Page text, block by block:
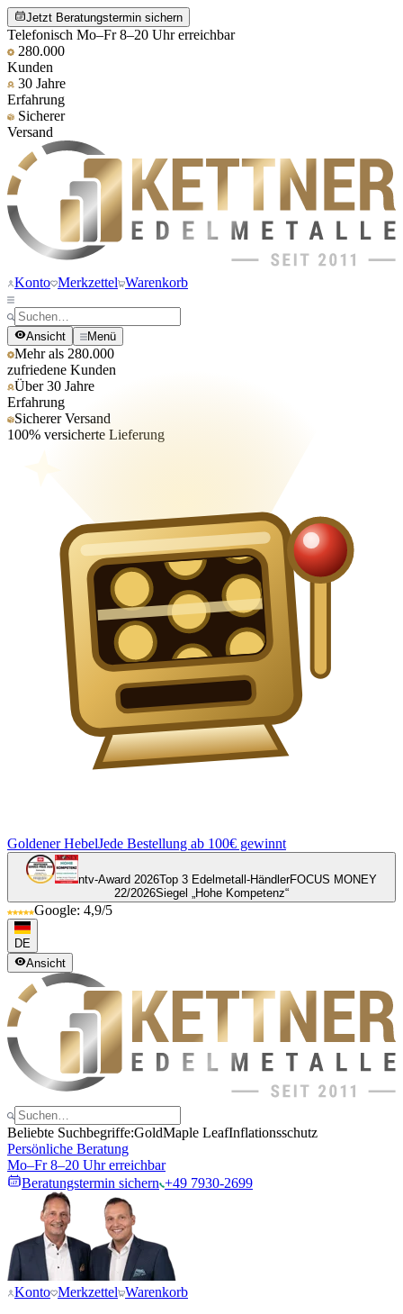
Jetzt Beratungstermin sichern
Telefonisch Mo–Fr 8–20 Uhr erreichbar
280.000
Kunden
30 Jahre
Erfahrung
Sicherer
Versand
Konto Merkzettel Warenkorb
Ansicht Menü
Mehr als 280.000
zufriedene Kunden
Über 30 Jahre
Erfahrung
Sicherer Versand
100% versicherte Lieferung
Goldener HebelJede Bestellung ab 100€ gewinnt
ntv-Award 2026Top 3 Edelmetall-HändlerFOCUS MONEY
22/2026Siegel „Hohe Kompetenz“
Google: 4,9/5
DE
Ansicht
Beliebte Suchbegriffe:GoldMaple LeafInflationsschutz
Persönliche Beratung
Mo–Fr 8–20 Uhr erreichbar
Beratungstermin sichern +49 7930-2699
Konto Merkzettel Warenkorb